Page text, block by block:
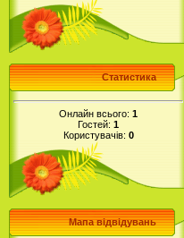
Статистика
Онлайн всього: 1
Гостей: 1
Користувачів: 0
Мапа відвідувань